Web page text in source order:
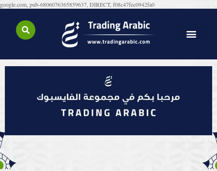
google.com, pub-6806076365859637, DIRECT, f08c47fec0942fa0